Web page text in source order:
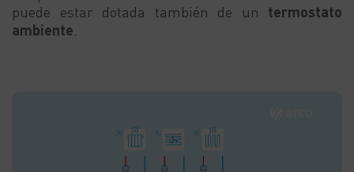
puede
estar dotada también de un termostato
ambiente